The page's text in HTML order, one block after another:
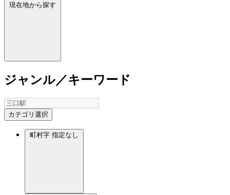
現在地から探す
ジャンル／キーワード
カテゴリ選択
町村字 指定なし